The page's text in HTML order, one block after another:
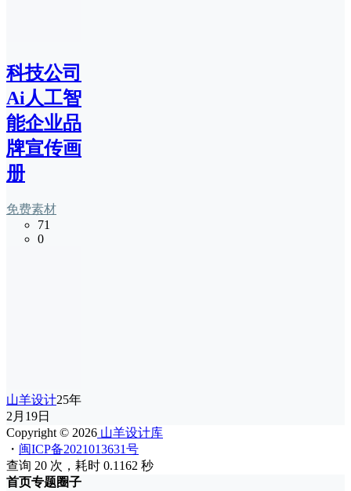
科技公司
Ai人工智
能企业品
牌宣传画
册
免费素材
71
0
山羊设计25年
2月19日
Copyright © 2026 山羊设计库
・ 闽ICP备2021013631号
查询 20 次，耗时 0.1162 秒
首页专题圈子